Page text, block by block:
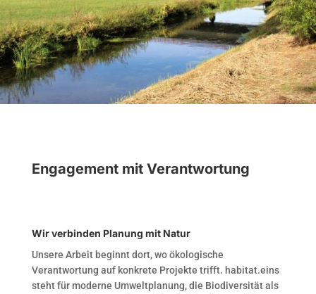
Engagement mit Verantwortung
Wir verbinden Planung mit Natur
Unsere Arbeit beginnt dort, wo ökologische
Verantwortung auf konkrete Projekte trifft. habitat.eins
steht für moderne Umweltplanung, die Biodiversität als